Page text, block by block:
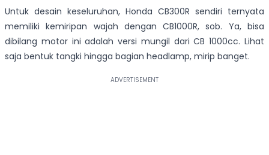
Untuk desain keseluruhan, Honda CB300R sendiri ternyata
memiliki kemiripan wajah dengan CB1000R, sob. Ya, bisa
dibilang motor ini adalah versi mungil dari CB 1000cc. Lihat
saja bentuk tangki hingga bagian headlamp, mirip banget.